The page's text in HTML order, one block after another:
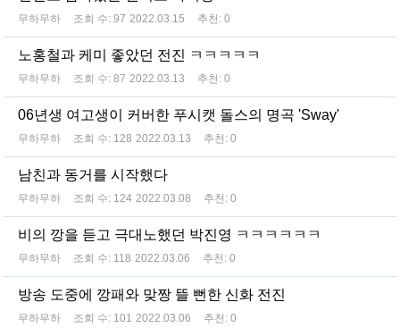
무하무하 조회 수: 97 2022.03.15 추천: 0
노홍철과 케미 좋았던 전진 ㅋㅋㅋㅋㅋ
무하무하 조회 수: 87 2022.03.13 추천: 0
06년생 여고생이 커버한 푸시캣 돌스의 명곡 'Sway'
무하무하 조회 수: 128 2022.03.13 추천: 0
남친과 동거를 시작했다
무하무하 조회 수: 124 2022.03.08 추천: 0
비의 깡을 듣고 극대노했던 박진영 ㅋㅋㅋㅋㅋㅋ
무하무하 조회 수: 118 2022.03.06 추천: 0
방송 도중에 깡패와 맞짱 뜰 뻔한 신화 전진
무하무하 조회 수: 101 2022.03.06 추천: 0